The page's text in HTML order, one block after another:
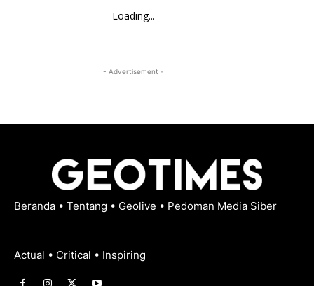
Loading...
- Advertisement -
Beranda • Tentang • Geolive • Pedoman Media Siber
Actual • Critical • Inspiring